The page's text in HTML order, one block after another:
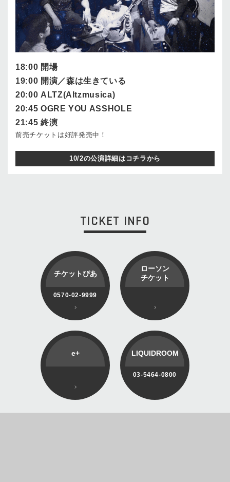
18:00 開場
19:00 開演／森は生きている
20:00 ALTZ(Altzmusica)
20:45 OGRE YOU ASSHOLE
21:45 終演
前売チケットは好評発売中！
10/2の公演詳細はコチラから
TICKET INFO
チケットぴあ
0570-02-9999
ローソン
チケット
e+ LIQUIDROOM
03-5464-0800